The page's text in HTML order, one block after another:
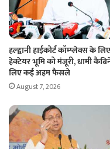
हल्द्वानी हाईकोर्ट कॉम्प्लेक्स के
हेक्टेयर भूमि को मंजूरी, धामी
लिए कई अहम फैसले
August 7, 2026